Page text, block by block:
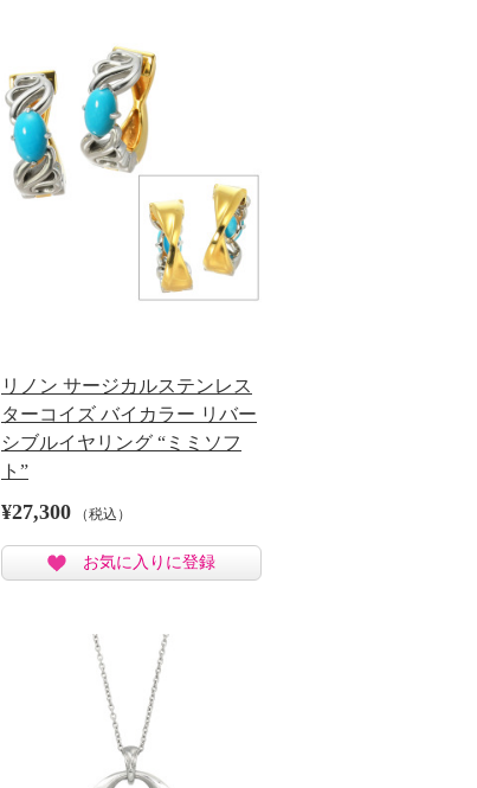
リノン サージカルステンレス
ターコイズ バイカラー リバー
シブルイヤリング “ミミソフ
ト”
¥27,300 （税込）
お気に入りに登録